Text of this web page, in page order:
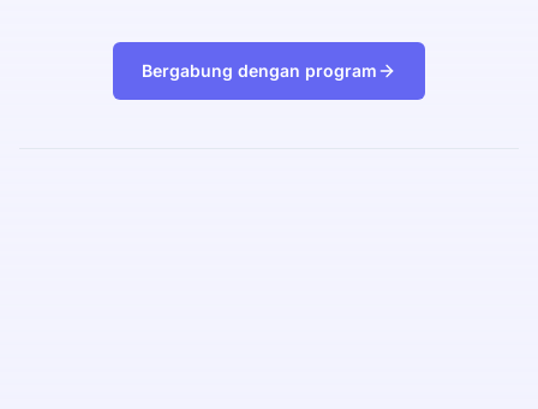
Bergabung dengan program